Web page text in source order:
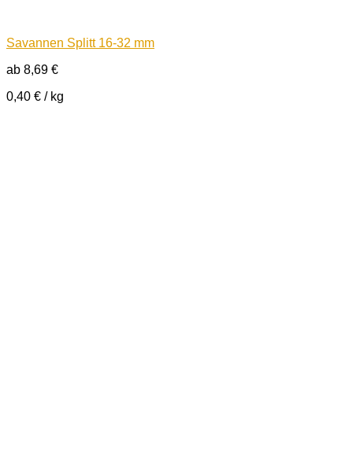
Savannen Splitt 16-32 mm
ab 8,69 €
0,40 € / kg